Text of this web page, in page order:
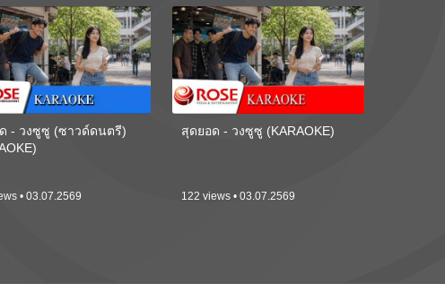
- วงซูซู (ซาวด์ดนตรี)
• 03.07.2569
สุดยอด - วงซูซู (KARAOKE)
122 views • 03.07.2569